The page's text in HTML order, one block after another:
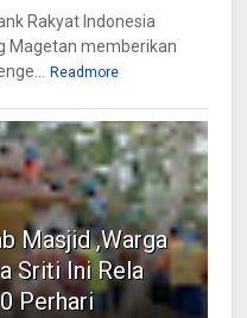
Rakyat Indonesia
Magetan memberikan
Readmore
Masjid ,Warga
Sriti Ini Rela
Perhari